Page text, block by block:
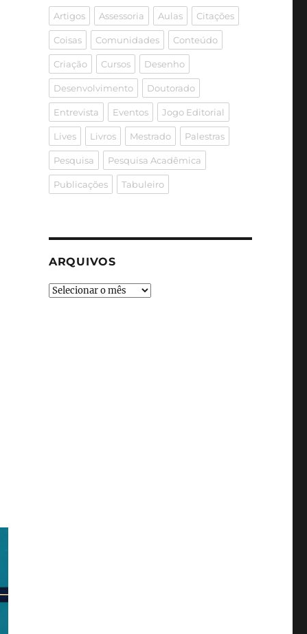
Artigos Assessoria Aulas Citações
Coisas Comunidades Conteúdo
Criação Cursos Desenho
Desenvolvimento Doutorado
Entrevista Eventos Jogo Editorial
Lives Livros Mestrado Palestras
Pesquisa Pesquisa Acadêmica
Publicações Tabuleiro
ARQUIVOS
Arquivos